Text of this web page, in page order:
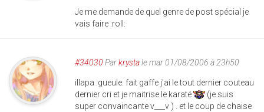
Je me demande de quel genre de post spécial je
vais faire :roll:
#34030 Parkrystale mar 01/08/2006 à 23h50
illapa :gueule: fait gaffe j'ai le tout dernier couteau
dernier cri et je maitrise le karaté
(je suis
super convaincante v___v ) . et le coup de chaise